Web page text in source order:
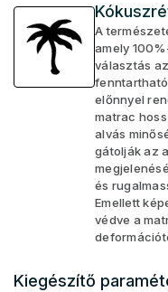
A
amely
választás
előnnyel
matrac
alvás
gátolják az
és
Emellett
védve a
Kiegészítő